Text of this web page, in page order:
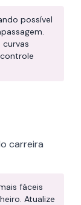
possível
curvas
carreira
fáceis
Atualize